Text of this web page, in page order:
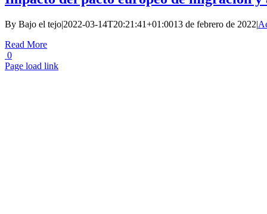
By Bajo el tejo|2022-03-14T20:21:41+01:0013 de febrero de 2022|
Read More
0
Page load link